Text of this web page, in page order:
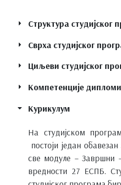
Структура студијског
Сврха студијског
Циљеви студијског
Компетенције
Курикулум
На студијском
постоји један
све модуле – Завршни
вредности 27 ЕСПБ.